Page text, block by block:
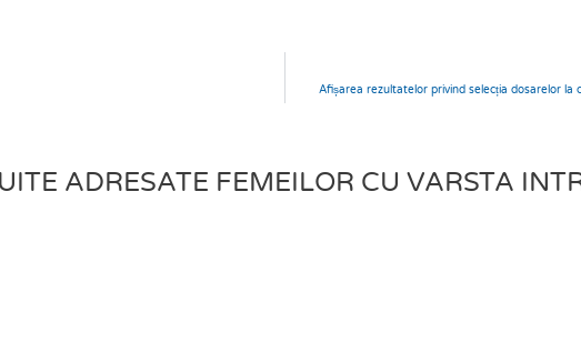
Afișarea rezultatelor privind selecția dosarelor
ADRESATE FEMEILOR CU VARSTA